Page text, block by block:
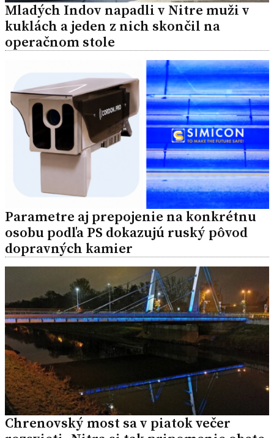
Mladých Indov napadli v Nitre muži v
kuklách a jeden z nich skončil na
operačnom stole
Parametre aj prepojenie na konkrétnu
osobu podľa PS dokazujú ruský pôvod
dopravných kamier
Chrenovský most sa v piatok večer